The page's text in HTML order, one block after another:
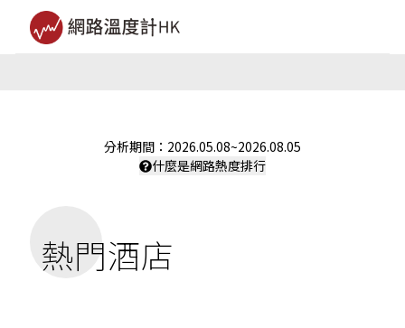
分析期間： 2026.05.08~2026.08.05
什麼是網路熱度排行
熱門酒店